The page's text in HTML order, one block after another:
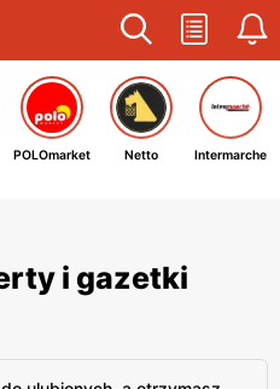
POLOmarket Netto Intermarche
i gazetki